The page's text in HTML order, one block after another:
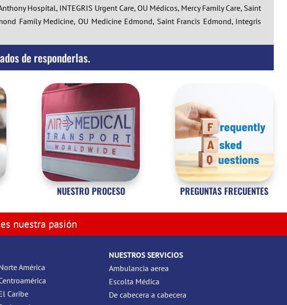
Hospital, INTEGRIS Urgent Care, OU Médicos, Mercy Family Care, Saint
Family Medicine, OU Medicine Edmond, Saint Francis Edmond, Integris
de responderlas.
NUESTRO PROCESO PREGUNTAS FRECUENTES
nuestra pasión
América
Caribe
NUESTROS SERVICIOS
Ambulancia aerea
Escolta Médica
De cabecera a cabecera